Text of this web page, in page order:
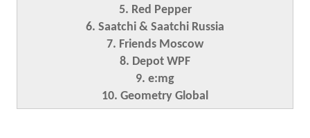
5. Red Pepper
6. Saatchi & Saatchi Russia
7. Friends Moscow
8. Depot WPF
9. e:mg
10. Geometry Global